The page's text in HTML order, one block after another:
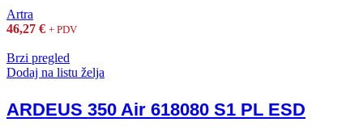
Artra
46,27 € + PDV
Brzi pregled
Dodaj na listu želja
ARDEUS 350 Air 618080 S1 PL ESD